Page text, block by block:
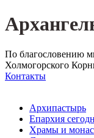
По благословению
Холмогорского
Контакты
Архипастырь
Епархия
Храмы и